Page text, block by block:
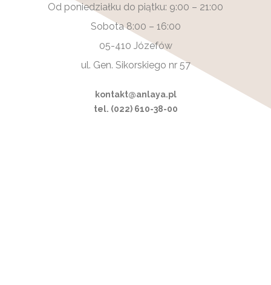
Od poniedziałku do piątku: 9:00 – 21:00
Sobota 8:00 – 16:00
05-410 Józefów
ul. Gen. Sikorskiego nr 57
kontakt@anlaya.pl
tel. (022) 610-38-00